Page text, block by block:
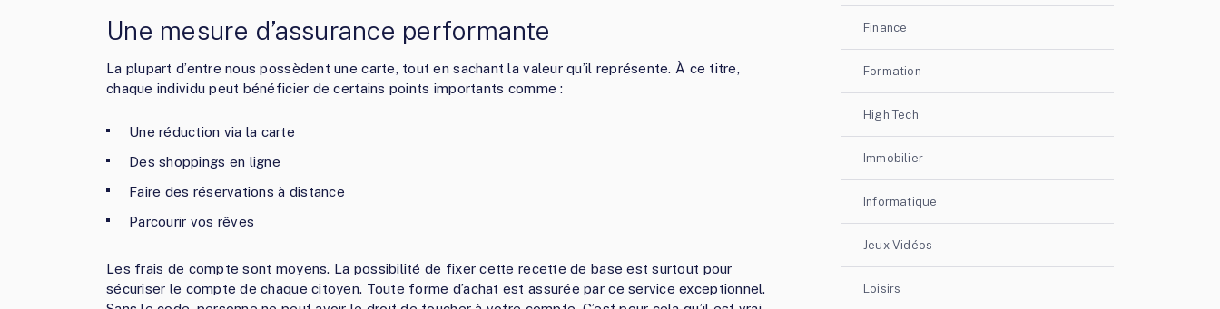
Une mesure d’assurance performante
La plupart d’entre nous possèdent une carte, tout en sachant la valeur qu’il représente. À ce titre,
chaque individu peut bénéficier de certains points importants comme :
Une réduction via la carte
Des shoppings en ligne
Faire des réservations à distance
Parcourir vos rêves
Les frais de compte sont moyens. La possibilité de fixer cette recette de base est surtout pour
sécuriser le compte de chaque citoyen. Toute forme d’achat est assurée par ce service exceptionnel.
Finance
Formation
High Tech
Immobilier
Informatique
Jeux Vidéos
Loisirs